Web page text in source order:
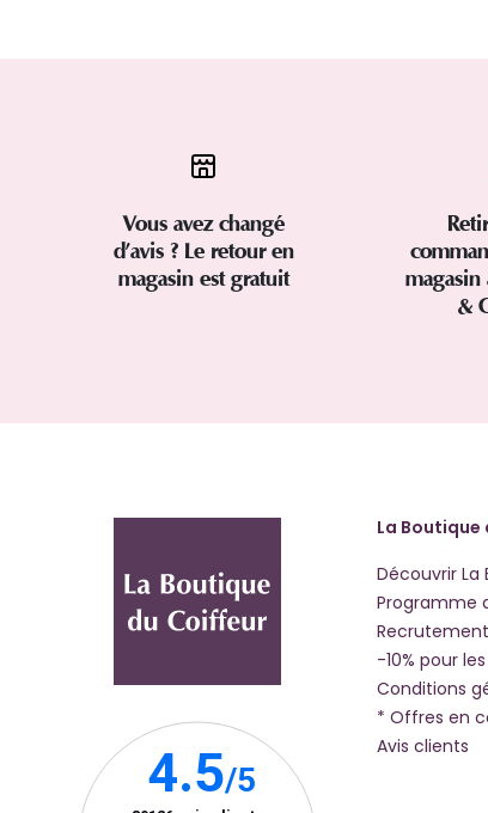
Vous avez changé
d’avis ? Le retour en
magasin est gratuit
&
La
Découvrir
Programme
Recrutement
-10% pour
Conditions
* Offres en
Avis clients